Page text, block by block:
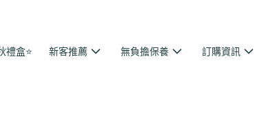
禮盒⭐ 新客推薦 無負擔保養 訂購資訊